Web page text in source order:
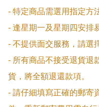
- 特定商品需選用指定方
- 逢星期一及星期四安排
- 不提供面交服務，請選
- 所有商品不接受退貨退
貨，將全額退還款項。
- 請仔細填寫正確的郵寄